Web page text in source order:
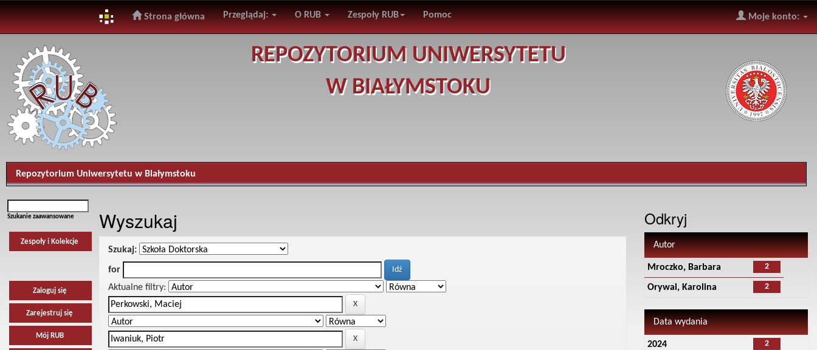
navigation
Strona główna Przeglądaj: O RUB Zespoły RUB Pomoc Moje konto:
REPOZYTORIUM UNIWERSYTETU
W BIAŁYMSTOKU
Repozytorium Uniwersytetu w Białymstoku
Szukanie zaawansowane
Zespoły i Kolekcje
Zaloguj się
Zarejestruj się
Mój RUB
Wyszukaj
Szukaj:
for
Aktualne filtry:
Odkryj
Autor
2
Mroczko, Barbara
2
Orywal, Karolina
Data wydania
2
2024